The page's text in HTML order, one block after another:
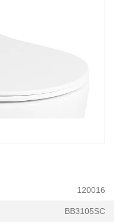
120016
BB3105SC